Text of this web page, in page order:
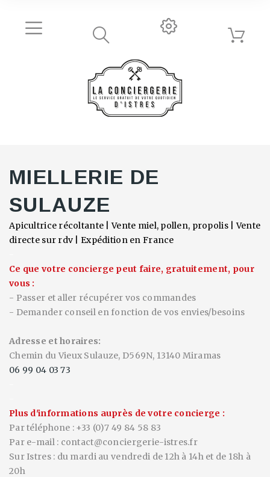
MIELLERIE DE
SULAUZE
Apicultrice récoltante | Vente miel, pollen, propolis | Vente
directe sur rdv | Expédition en France
Ce que votre concierge peut faire, gratuitement, pour
vous :
- Passer et aller récupérer vos commandes
- Demander conseil en fonction de vos envies/besoins
Adresse et horaires:
Chemin du Vieux Sulauze, D569N, 13140 Miramas
06 99 04 03 73
Plus d'informations auprès de votre concierge :
Par téléphone : +33 (0)7 49 84 58 83
Par e-mail : contact@conciergerie-istres.fr
Sur Istres : du mardi au vendredi de 12h à 14h et de 18h à
20h